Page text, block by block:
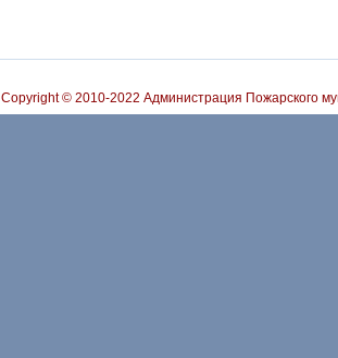
Copyright © 2010-2022 Администрация Пожарского